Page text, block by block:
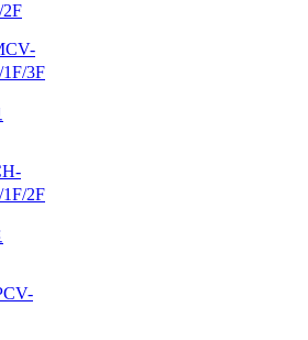
2F
1F/3F
1F/2F